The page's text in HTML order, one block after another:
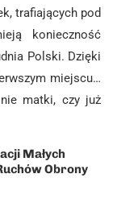
trafiających pod
konieczność
Polski. Dzięki
miejscu…
matki, czy już
Małych
Obrony